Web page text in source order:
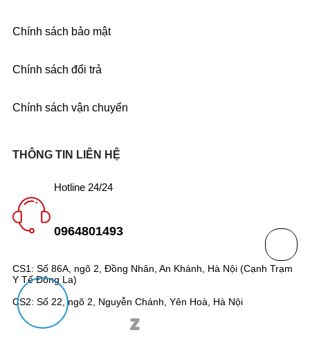
Chính sách bảo mật
Chính sách đổi trả
Chính sách vận chuyển
CS1: Số 86A, ngõ 2, Đồng Nhân, An Khánh, Hà Nội (Cạnh Trạm
Y Tế Đông La)
CS2: Số 22, ngõ 2, Nguyễn Chánh, Yên Hoà, Hà Nội
THÔNG TIN LIÊN HỆ
Hotline 24/24
0964801493